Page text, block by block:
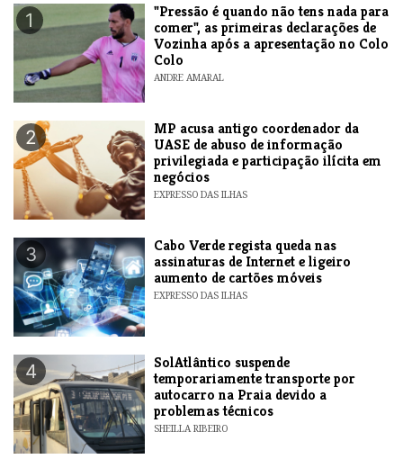
1
"Pressão é quando não tens nada para
comer", as primeiras declarações de
Vozinha após a apresentação no Colo
Colo
ANDRE AMARAL
2
MP acusa antigo coordenador da
UASE de abuso de informação
privilegiada e participação ilícita em
negócios
EXPRESSO DAS ILHAS
3
Cabo Verde regista queda nas
assinaturas de Internet e ligeiro
aumento de cartões móveis
EXPRESSO DAS ILHAS
4
SolAtlântico suspende
temporariamente transporte por
autocarro na Praia devido a
problemas técnicos
SHEILLA RIBEIRO